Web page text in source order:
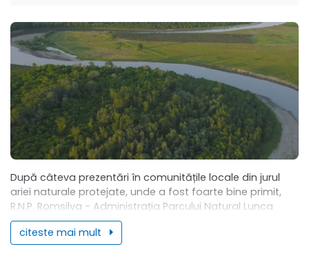
După câteva prezentări în comunitățile locale din jurul
ariei naturale protejate, unde a fost foarte bine primit,
R.N.P. Romsilva - Administrația Parcului Natural Lunca
Mureșului R.A. anunță lansarea oficială a...
citeste mai mult